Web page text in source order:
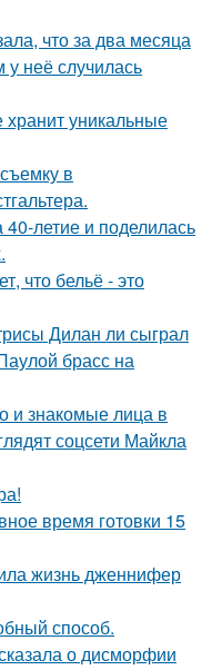
что за два месяца
неё случилась
уникальные
в
летие и поделилась
что бельё - это
Дилан ли сыграл
брасс на
и знакомые лица в
соцсети Майкла
время готовки 15
жизнь дженнифер
способ.
о дисморфии